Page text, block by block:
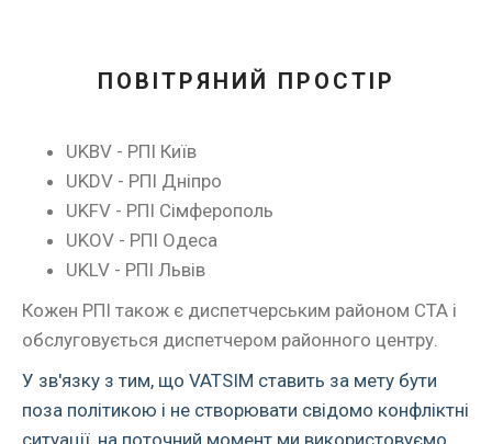
ПОВІТРЯНИЙ ПРОСТІР
UKBV - РПІ Київ
UKDV - РПІ Дніпро
UKFV - РПІ Сімферополь
UKOV - РПІ Одеса
UKLV - РПІ Львів
Кожен РПІ також є диспетчерським районом CTA і
обслуговується диспетчером районного центру.
У зв'язку з тим, що VATSIM ставить за мету бути
поза політикою і не створювати свідомо конфліктні
ситуації, на поточний момент ми використовуємо